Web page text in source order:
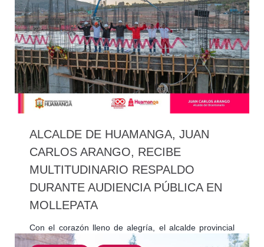
ALCALDE DE HUAMANGA, JUAN
CARLOS ARANGO, RECIBE
MULTITUDINARIO RESPALDO
DURANTE AUDIENCIA PÚBLICA EN
MOLLEPATA
Con el corazón lleno de alegría, el alcalde provincial
de Huamanga, Juan Carlos Arango, encabezó la